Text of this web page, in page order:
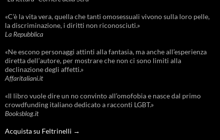
«C’è la vita vera, quella che tanti omosessuali vivono sulla loro pelle,
la discriminazione, i diritti non riconosciuti.»
La Repubblica
«Ne escono personaggi attinti alla fantasia, ma anche all’esperienza
diretta dell’autore, per mostrare che non ci sono limiti alla
declinazione degli affetti.»
Affaritaliani.it
«Il libro vuole dire un no convinto all’omofobia e nasce dal primo
crowdfunding italiano dedicato a racconti LGBT.»
Booksblog.it
Acquista su Feltrinelli →